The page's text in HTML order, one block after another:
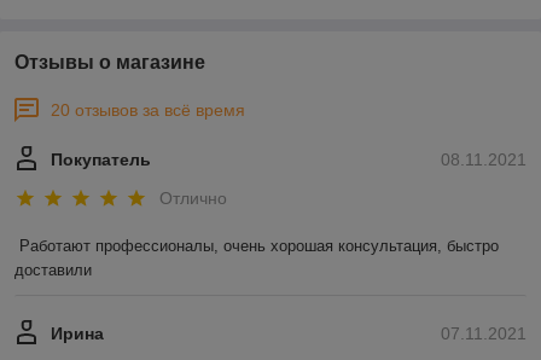
Отзывы о магазине
20 отзывов за всё время
08.11.2021
Покупатель
Отлично
Работают профессионалы, очень хорошая консультация, быстро
доставили
07.11.2021
Ирина